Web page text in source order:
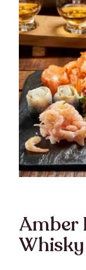
Amber